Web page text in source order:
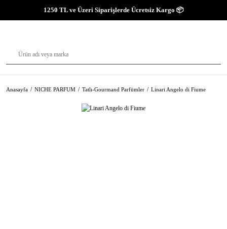
1250 TL ve Üzeri Siparişlerde Ücretsiz Kargo 📦
Anasayfa NICHE PARFUM Tatlı-Gourmand Parfümler Linari Angelo di Fiume